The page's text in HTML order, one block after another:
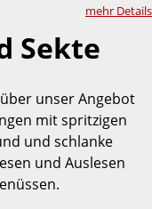
mehr Details
Sekte
unser Angebot
mit spritzigen
und schlanke
und Auslesen